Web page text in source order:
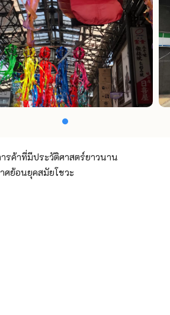
รค้าที่มีประวัติศาสตร์ยาวนาน
ศย้อนยุคสมัยโชวะ